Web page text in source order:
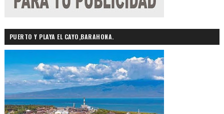
PUERTO Y PLAYA EL CAYO,BARAHONA.